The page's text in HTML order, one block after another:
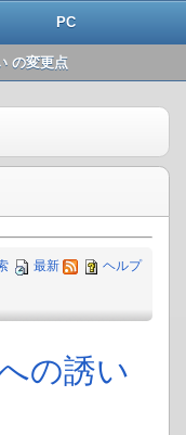
PC
の変更点
最新 ヘルプ
の誘い